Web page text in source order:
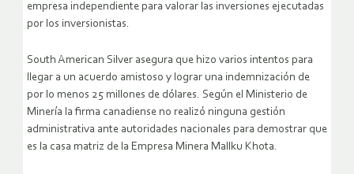
empresa independiente para valorar las inversiones ejecutadas
por los inversionistas.
South American Silver asegura que hizo varios intentos para
llegar a un acuerdo amistoso y lograr una indemnización de
por lo menos 25 millones de dólares. Según el Ministerio de
Minería la firma canadiense no realizó ninguna gestión
administrativa ante autoridades nacionales para demostrar que
es la casa matriz de la Empresa Minera Mallku Khota.